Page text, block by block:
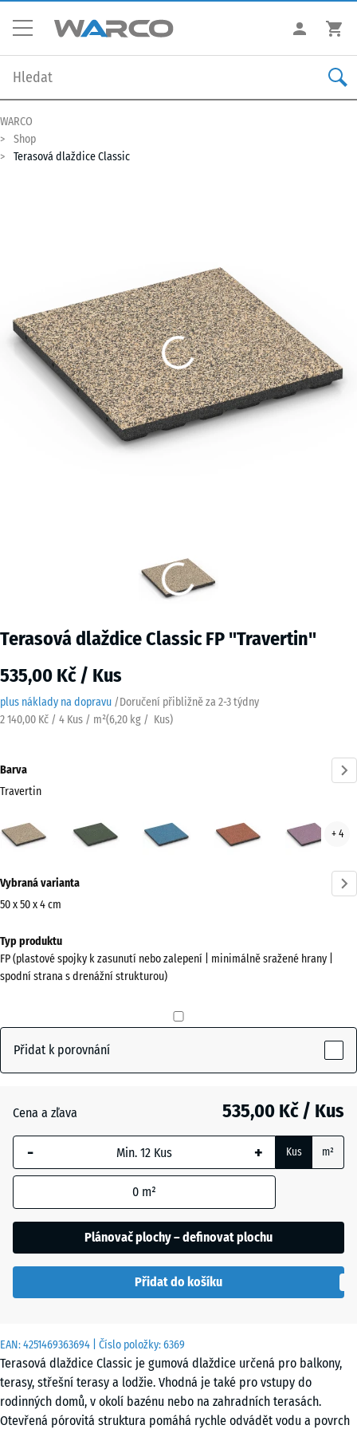
WARCO
Shop
Terasová dlaždice Classic
Terasová dlaždice Classic FP "Travertin"
535,00 Kč / Kus
plus náklady na dopravu /Doručení přibližně za 2-3 týdny
2 140,00 Kč / 4 Kus / m²(6,20 kg / Kus)
EAN:4251469363694 | Číslo položky:6369
Terasová dlaždice Classic je gumová dlaždice určená pro balkony,
terasy, střešní terasy a lodžie. Vhodná je také pro vstupy do
rodinných domů, v okolí bazénu nebo na zahradních terasách.
Otevřená pórovitá struktura pomáhá rychle odvádět vodu a povrch
Barva
Travertin
(active)
trávník
+ 4
informací
o
Zobrazit
paletu
Travertin(active)
trávník
Etna
Ratan
Terakota
Vybraná varianta
50 x 50 x 4 cm
pro
dopravu
500
Vybraný
rozměr s
modrým
ohraničením
pro výpočet
(pokud není
v údajích o
50
x
50
x 4
Typ produktu
FP (plastové spojky k zasunutí nebo zalepení | minimálně sražené hrany |
spodní strana s drenážní strukturou)
Přidat k porovnání
Cena a zľava 535,00 Kč / Kus
- + Kus m²
0 m²
Plánovač plochy – definovat plochu
Přidat do košíku